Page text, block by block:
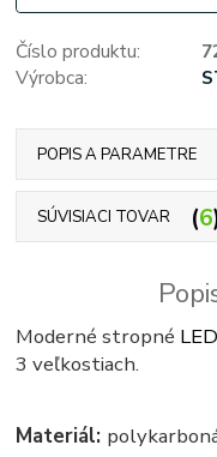
Číslo produktu:
Výrobca:
POPIS A PARAMETRE
SÚVISIACI TOVAR 6
Moderné stropné LED
3 veľkostiach.
Materiál: